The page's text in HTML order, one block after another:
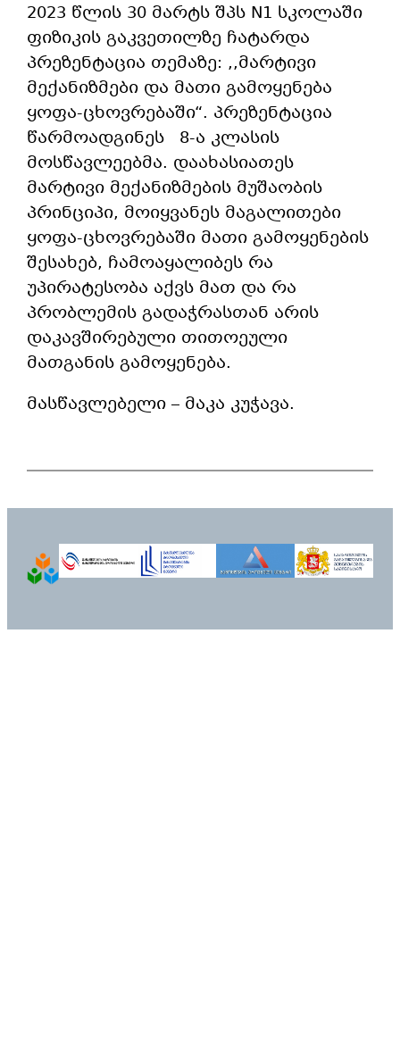
2023 წლის 30 მარტს შპს N1 სკოლაში
ფიზიკის გაკვეთილზე ჩატარდა
პრეზენტაცია თემაზე: ,,მარტივი
მექანიზმები და მათი გამოყენება
ყოფა-ცხოვრებაში“. პრეზენტაცია
წარმოადგინეს 8-ა კლასის
მოსწავლეებმა. დაახასიათეს
მარტივი მექანიზმების მუშაობის
პრინციპი, მოიყვანეს მაგალითები
ყოფა-ცხოვრებაში მათი გამოყენების
შესახებ, ჩამოაყალიბეს რა
უპირატესობა აქვს მათ და რა
პრობლემის გადაჭრასთან არის
დაკავშირებული თითოეული
მათგანის გამოყენება.
მასწავლებელი – მაკა კუჭავა.